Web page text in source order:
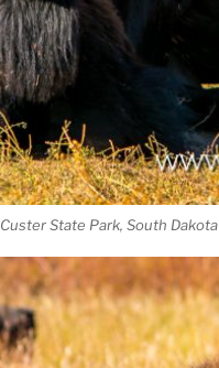
Custer State Park, South Dakota